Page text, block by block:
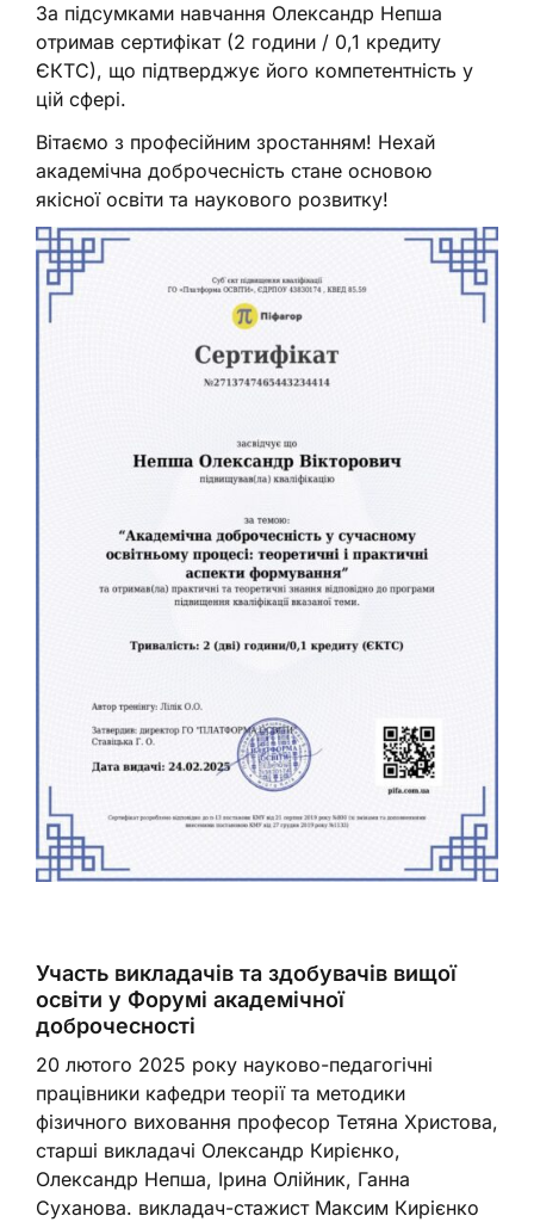
За підсумками навчання Олександр Непша
отримав сертифікат (2 години / 0,1 кредиту
ЄКТС), що підтверджує його компетентність у
цій сфері.
Вітаємо з професійним зростанням! Нехай
академічна доброчесність стане основою
якісної освіти та наукового розвитку!
Участь викладачів та здобувачів вищої
освіти у Форумі академічної
доброчесності
20 лютого 2025 року науково-педагогічні
працівники кафедри теорії та методики
фізичного виховання професор Тетяна Христова,
старші викладачі Олександр Кирієнко,
Олександр Непша, Ірина Олійник, Ганна
Суханова. викладач-стажист Максим Кирієнко